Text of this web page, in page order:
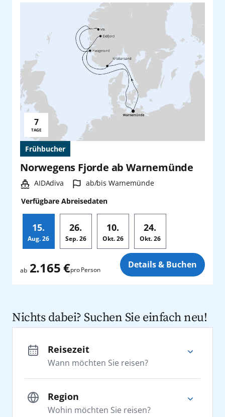
Frühbucher
Norwegens Fjorde ab Warnemünde
Schiff:
AIDAdiva Hafen:
ab/bis Warnemünde
Verfügbare Abreisedaten
15.
Aug. 26
26.
Sep.26
10.
Okt.26
24.
Okt.26
Reisedauer:
7
TAGE
ab 2.165 €pro Person Details & Buchen
Nichts dabei? Suchen Sie einfach neu!
Wann möchten Sie reisen?
Reisezeit
Wohin möchten Sie reisen?
Region